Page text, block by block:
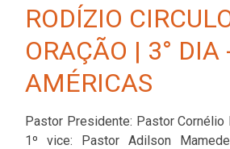
RODÍZIO
ORAÇÃO | 3° DIA
AMÉRICAS
Pastor Presidente: Pastor Cornélio
1º vice: Pastor Adilson